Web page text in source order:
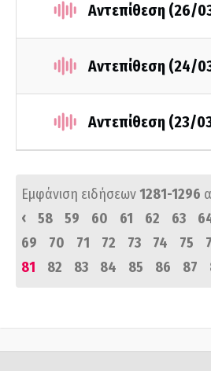
Αντεπίθεση (26/
Αντεπίθεση (24/
Αντεπίθεση (23/
Εμφάνιση ειδήσεων1281-1296
‹
58 59 60 61 62 63
69
70 71 72 73 74 75
81
82 83 84 85 86 87